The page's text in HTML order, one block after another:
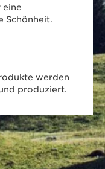
eine
Schönheit.
werden
produziert.